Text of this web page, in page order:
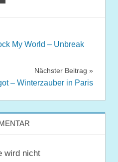
My World – Unbreak
Nächster Beitrag
– Winterzauber in Paris
wird nicht